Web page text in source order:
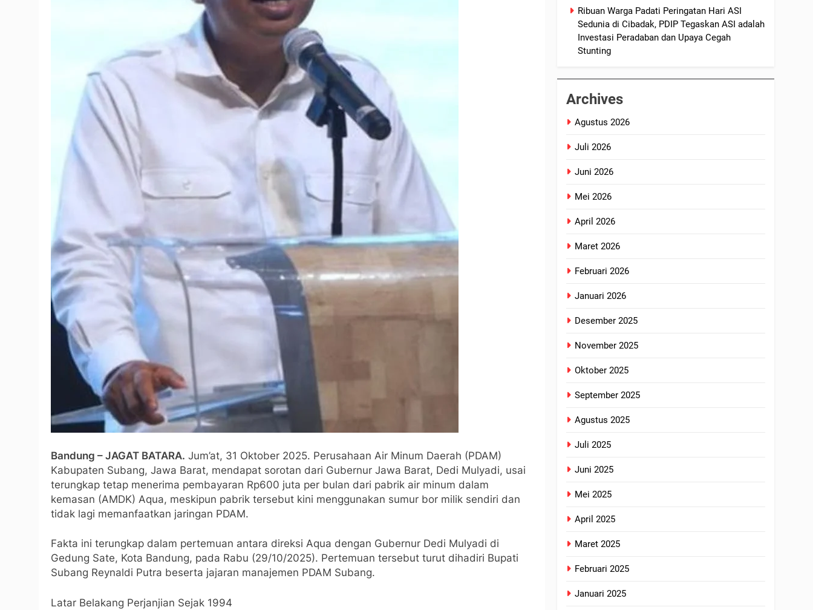
Bandung – JAGAT BATARA. Jum’at, 31 Oktober 2025. Perusahaan Air Minum Daerah (PDAM)
Kabupaten Subang, Jawa Barat, mendapat sorotan dari Gubernur Jawa Barat, Dedi Mulyadi, usai
terungkap tetap menerima pembayaran Rp600 juta per bulan dari pabrik air minum dalam
kemasan (AMDK) Aqua, meskipun pabrik tersebut kini menggunakan sumur bor milik sendiri dan
tidak lagi memanfaatkan jaringan PDAM.
Fakta ini terungkap dalam pertemuan antara direksi Aqua dengan Gubernur Dedi Mulyadi di
Gedung Sate, Kota Bandung, pada Rabu (29/10/2025). Pertemuan tersebut turut dihadiri Bupati
Subang Reynaldi Putra beserta jajaran manajemen PDAM Subang.
Latar Belakang Perjanjian Sejak 1994
Ribuan Warga Padati Peringatan Hari ASI
Sedunia di Cibadak, PDIP Tegaskan ASI adalah
Investasi Peradaban dan Upaya Cegah
Stunting
Archives
Agustus 2026
Juli 2026
Juni 2026
Mei 2026
April 2026
Maret 2026
Februari 2026
Januari 2026
Desember 2025
November 2025
Oktober 2025
September 2025
Agustus 2025
Juli 2025
Juni 2025
Mei 2025
April 2025
Maret 2025
Februari 2025
Januari 2025